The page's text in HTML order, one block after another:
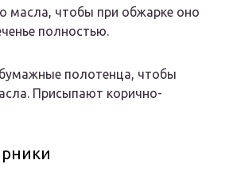
масла, чтобы при обжарке оно
полностью.
полотенца, чтобы
Присыпают корично-